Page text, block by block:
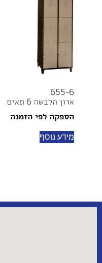
655-6
ארון הלבשה 6 תאים
הספקה לפי הזמנה
מידע נוסף